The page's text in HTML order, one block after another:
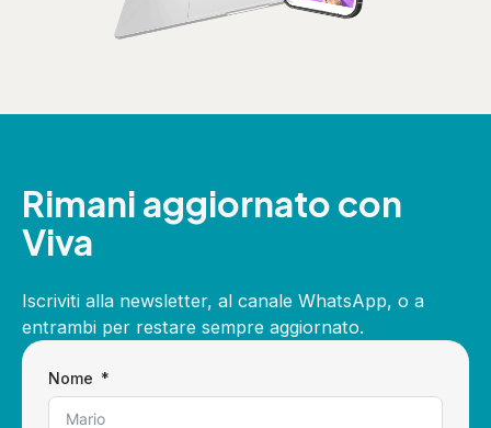
Rimani aggiornato con
Viva
Iscriviti alla newsletter, al canale WhatsApp, o a
entrambi per restare sempre aggiornato.
Nome